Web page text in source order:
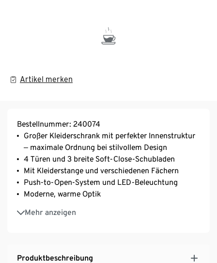
Artikel merken
Bestellnummer: 240074
Großer Kleiderschrank mit perfekter Innenstruktur
‒ maximale Ordnung bei stilvollem Design
4 Türen und 3 breite Soft-Close-Schubladen
Mit Kleiderstange und verschiedenen Fächern
Push-to-Open-System und LED-Beleuchtung
Moderne, warme Optik
Mehr anzeigen
Hochwertige Verarbeitung und Materialqualität
Produktbeschreibung